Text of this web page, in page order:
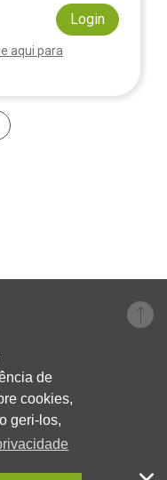
de
cookies,
geri-los,
Login
aqui para